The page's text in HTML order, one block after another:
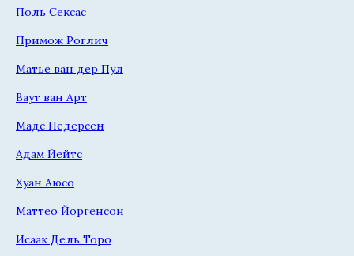
Поль Сексас
Примож Роглич
Матье ван дер Пул
Ваут ван Арт
Мадс Педерсен
Адам Йейтс
Хуан Аюсо
Маттео Йоргенсон
Исаак Дель Торо